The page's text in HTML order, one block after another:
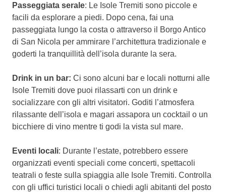
Passeggiata serale: Le Isole Tremiti sono piccole e
facili da esplorare a piedi. Dopo cena, fai una
passeggiata lungo la costa o attraverso il Borgo Antico
di San Nicola per ammirare l’architettura tradizionale e
goderti la tranquillità dell’isola durante la sera.
Drink in un bar: Ci sono alcuni bar e locali notturni alle
Isole Tremiti dove puoi rilassarti con un drink e
socializzare con gli altri visitatori. Goditi l’atmosfera
rilassante dell’isola e magari assapora un cocktail o un
bicchiere di vino mentre ti godi la vista sul mare.
Eventi locali: Durante l’estate, potrebbero essere
organizzati eventi speciali come concerti, spettacoli
teatrali o feste sulla spiaggia alle Isole Tremiti. Controlla
con gli uffici turistici locali o chiedi agli abitanti del posto